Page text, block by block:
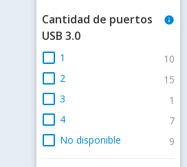
Cantidad de puertos
USB 3.0
info
check_box_outline_blank 1 10
check_box_outline_blank 2 15
check_box_outline_blank 3 1
check_box_outline_blank 4 7
check_box_outline_blank No disponible 9